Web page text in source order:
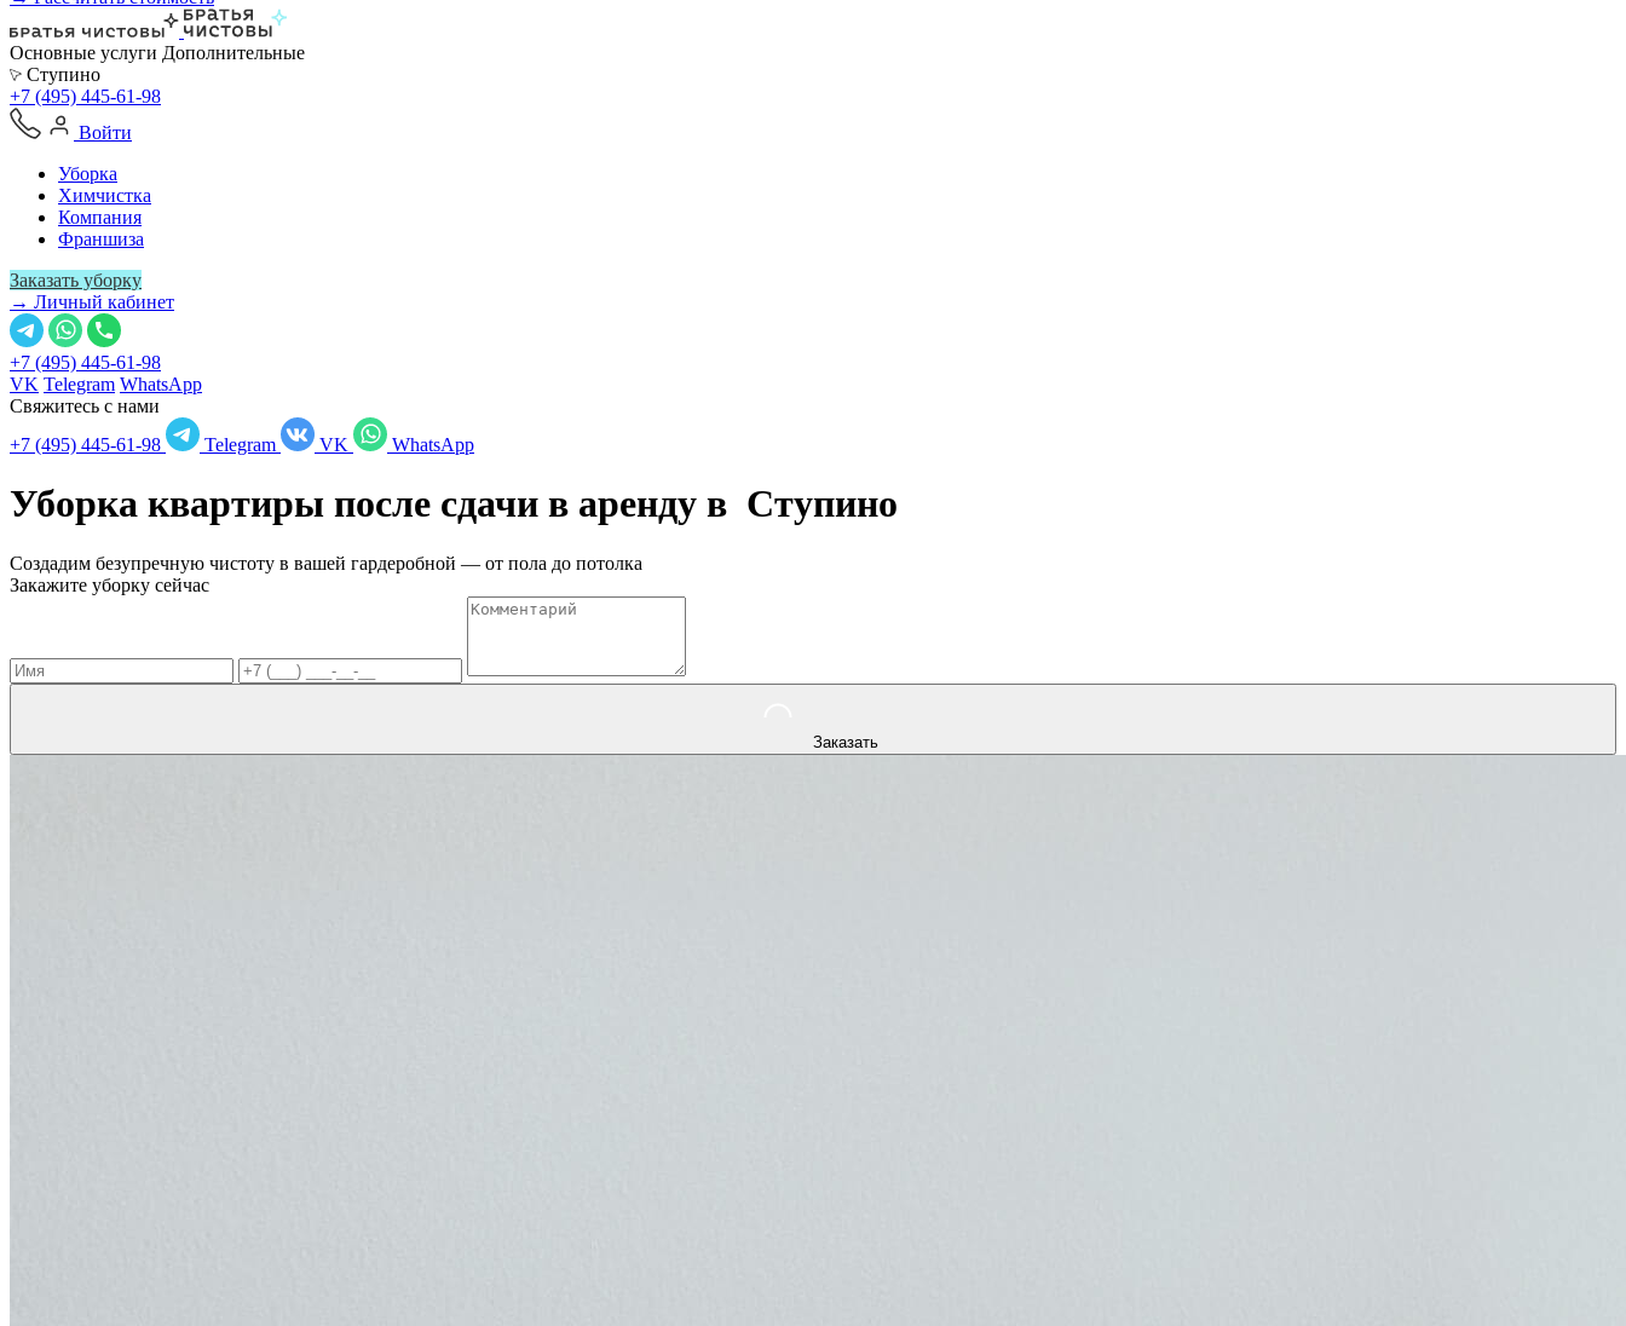
Основные услуги Дополнительные
Ступино
+7 (495) 445-61-98
Войти
Уборка
Химчистка
Компания
Франшиза
Заказать уборку
→ Личный кабинет
+7 (495) 445-61-98
VK Telegram WhatsApp
Свяжитесь с нами
+7 (495) 445-61-98
Telegram VK WhatsApp
Уборка квартиры после сдачи в аренду в Ступино
Создадим безупречную чистоту в вашей гардеробной — от пола до потолка
Закажите уборку сейчас
Заказать